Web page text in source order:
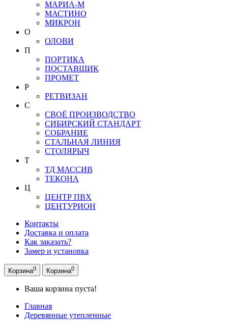
МАРИА-М
МАСТИНО
МИКРОН
О
ОЛОВИ
П
ПОРТИКА
ПОСТАВЩИК
ПРОМЕТ
Р
РЕТВИЗАН
С
СВОЁ ПРОИЗВОДСТВО
СИБИРСКИЙ СТАНДАРТ
СОБРАНИЕ
СТАЛЬНАЯ ЛИНИЯ
СТОЛЯРЫЧ
Т
ТД МАССИВ
ТЕКОНА
Ц
ЦЕНТР ПВХ
ЦЕНТУРИОН
Контакты
Доставка и оплата
Как заказать?
Замер и установка
Корзина0 Корзина0
Ваша корзина пуста!
Главная
Деревянные утепленные